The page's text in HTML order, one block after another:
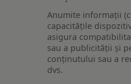
Anumite informații
capacitățile
asigura
sau a publicității și
conținutului sau a
dvs.